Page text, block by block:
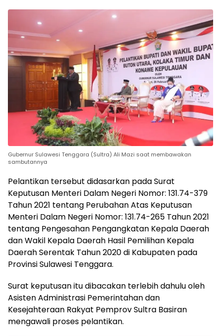
Gubernur Sulawesi Tenggara (Sultra) Ali Mazi saat membawakan
sambutannya
Pelantikan tersebut didasarkan pada Surat
Keputusan Menteri Dalam Negeri Nomor: 131.74-379
Tahun 2021 tentang Perubahan Atas Keputusan
Menteri Dalam Negeri Nomor: 131.74-265 Tahun 2021
tentang Pengesahan Pengangkatan Kepala Daerah
dan Wakil Kepala Daerah Hasil Pemilihan Kepala
Daerah Serentak Tahun 2020 di Kabupaten pada
Provinsi Sulawesi Tenggara.
Surat keputusan itu dibacakan terlebih dahulu oleh
Asisten Administrasi Pemerintahan dan
Kesejahteraan Rakyat Pemprov Sultra Basiran
mengawali proses pelantikan.